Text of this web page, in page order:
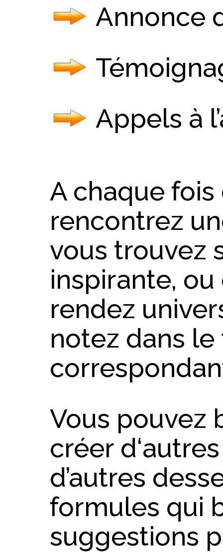
Annonce
Appels à
A chaque
rencontrez
vous trouvez
inspirante, ou
rendez
notez dans le
Vous pouvez
créer
d’autres
formules qui
suggestions